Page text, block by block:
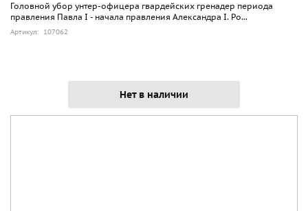
Головной убор унтер-офицера гвардейских гренадер периода
правления Павла I - начала правления Александра I. Ро...
Артикул: 107062
Нет в наличии